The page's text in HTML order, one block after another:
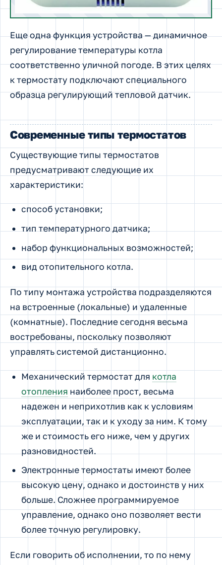
Еще одна функция устройства — динамичное
регулирование температуры котла
соответственно уличной погоде. В этих целях
к термостату подключают специального
образца регулирующий тепловой датчик.
Современные типы термостатов
Существующие типы термостатов
предусматривают следующие их
характеристики:
способ установки;
тип температурного датчика;
набор функциональных возможностей;
вид отопительного котла.
По типу монтажа устройства подразделяются
на встроенные (локальные) и удаленные
(комнатные). Последние сегодня весьма
востребованы, поскольку позволяют
управлять системой дистанционно.
Механический термостат для котла
отопления наиболее прост, весьма
надежен и неприхотлив как к условиям
эксплуатации, так и к уходу за ним. К тому
же и стоимость его ниже, чем у других
разновидностей.
Электронные термостаты имеют более
высокую цену, однако и достоинств у них
больше. Сложнее программируемое
управление, однако оно позволяет вести
более точную регулировку.
Если говорить об исполнении, то по нему